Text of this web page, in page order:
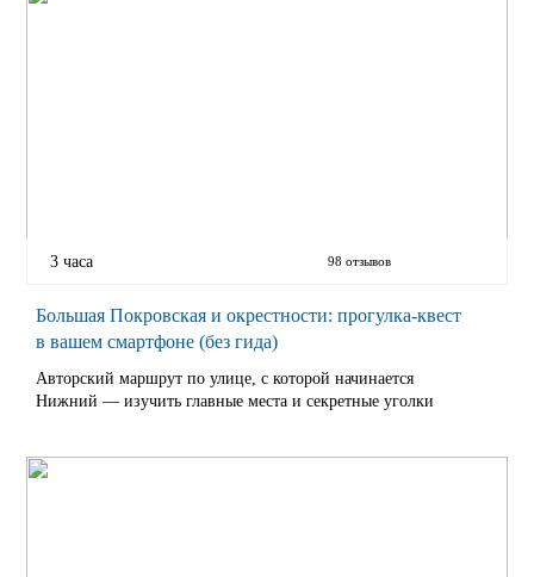
3 часа 98 отзывов
Большая Покровская и окрестности: прогулка-квест
в вашем смартфоне (без гида)
Авторский маршрут по улице, с которой начинается
Нижний — изучить главные места и секретные уголки